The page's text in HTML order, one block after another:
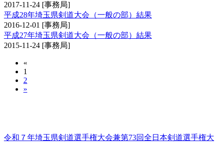
2017-11-24 [事務局]
平成28年埼玉県剣道大会（一般の部）結果
2016-12-01 [事務局]
平成27年埼玉県剣道大会（一般の部）結果
2015-11-24 [事務局]
«
1
2
»
令和７年埼玉県剣道選手権大会兼第73回全日本剣道選手権大